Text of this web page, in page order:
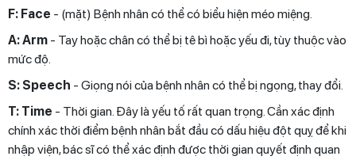
F: Face - (mặt) Bệnh nhân có thể có biểu hiện méo miệng.
A: Arm - Tay hoặc chân có thể bị tê bì hoặc yếu đi, tùy thuộc vào
mức độ.
S: Speech - Giọng nói của bệnh nhân có thể bị ngọng, thay đổi.
T: Time - Thời gian. Đây là yếu tố rất quan trọng. Cần xác định
chính xác thời điểm bệnh nhân bắt đầu có dấu hiệu đột quỵ để khi
nhập viện, bác sĩ có thể xác định được thời gian quyết định quan